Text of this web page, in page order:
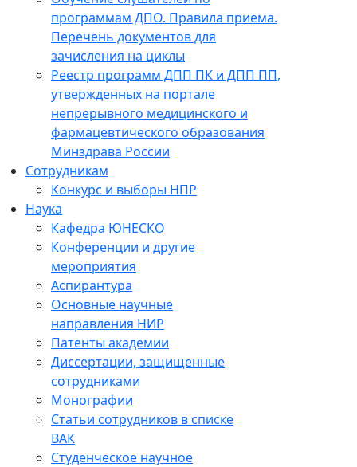
программам ДПО. Правила приема.
Перечень документов для
зачисления на циклы
Реестр программ ДПП ПК и ДПП ПП,
утвержденных на портале
непрерывного медицинского и
фармацевтического образования
Минздрава России
Сотрудникам
Конкурс и выборы НПР
Наука
Кафедра ЮНЕСКО
Конференции и другие
мероприятия
Аспирантура
Основные научные
направления НИР
Патенты академии
Диссертации, защищенные
сотрудниками
Монографии
Статьи сотрудников в списке
ВАК
Студенческое научное